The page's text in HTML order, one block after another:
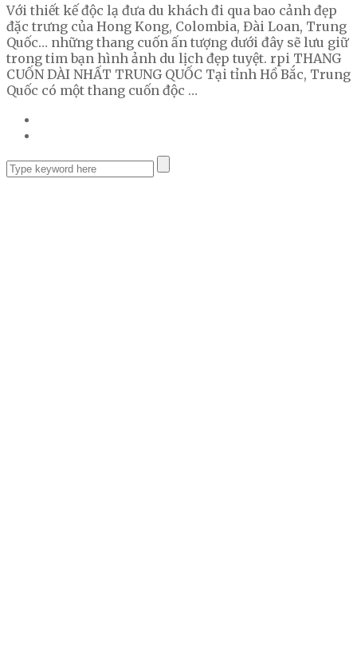
Với thiết kế độc lạ đưa du khách đi qua bao cảnh đẹp
đặc trưng của Hong Kong, Colombia, Đài Loan, Trung
Quốc… những thang cuốn ấn tượng dưới đây sẽ lưu giữ
trong tim bạn hình ảnh du lịch đẹp tuyệt. rpi THANG
CUỐN DÀI NHẤT TRUNG QUỐC Tại tỉnh Hồ Bắc, Trung
Quốc có một thang cuốn độc …